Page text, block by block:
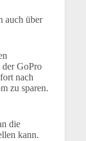
auch über
GoPro
nach
zu sparen.
die
kann.